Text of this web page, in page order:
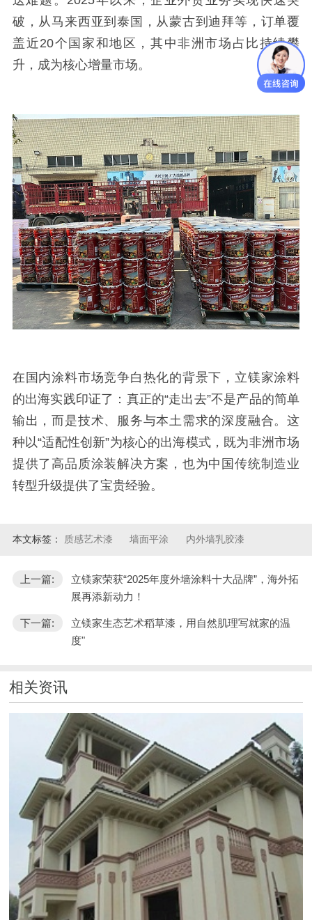
破，从马来西亚到泰国，从蒙古到迪拜等，订单覆
盖近20个国家和地区，其中非洲市场占比持续攀
升，成为核心增量市场。
在国内涂料市场竞争白热化的背景下，立镁家涂料
的出海实践印证了：真正的“走出去”不是产品的简单
输出，而是技术、服务与本土需求的深度融合。这
种以“适配性创新”为核心的出海模式，既为非洲市场
提供了高品质涂装解决方案，也为中国传统制造业
转型升级提供了宝贵经验。
本文标签： 质感艺术漆 墙面平涂 内外墙乳胶漆
上一篇:
立镁家荣获“2025年度外墙涂料十大品牌”，海外拓
展再添新动力！
下一篇:
立镁家生态艺术稻草漆，用自然肌理写就家的温
度"
相关资讯